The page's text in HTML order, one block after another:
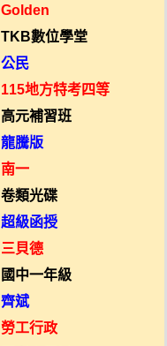
Golden
TKB數位學堂
公民
115地方特考四等
高元補習班
龍騰版
南一
卷類光碟
超級函授
三貝德
國中一年級
齊斌
勞工行政